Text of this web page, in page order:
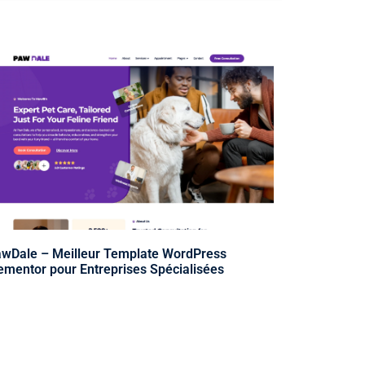
– Meilleur Template WordPress
pour Entreprises Spécialisées